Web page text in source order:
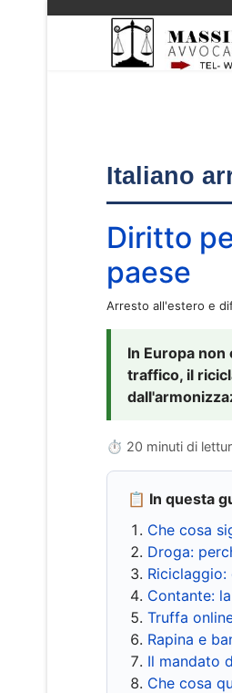
Italiano
Diritto
paese
Arresto all'estero e
In Europa
traffico, il
⏱ 20 minuti di
📋 In questa
Che cosa
Droga:
Riciclaggio:
Contante:
Truffa
Rapina e
Il mandato
Che cosa